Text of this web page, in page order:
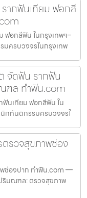
ากฟันเทียม ฟอกสี
ฟอกสีฟัน ในกรุงเทพฯ–
ครบวงจรในกรุงเทพ
จัดฟัน รากฟัน
ฑล ทำฟัน.com
นเทียม ฟอกสีฟัน ใน
กทันตกรรมครบวงจรใ
รวจสุขภาพช่อง
ช่องปาก ทำฟัน.com —
ริมณฑล: ตรวจสุขภาพ